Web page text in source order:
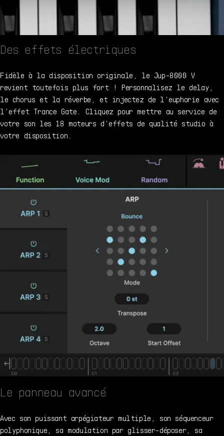
Des effets électriques
Fidèle à la disposition originale, le Jup-8000 V
revient toutefois plus fort ! Personnalisez le delay,
le chorus et la réverbe, et injectez de l'euphorie avec
l’effet Trance Gate. Cliquez pour mettre au service de
votre son les 18 moteurs d’effets de qualité studio à
votre disposition.
Le panneau avancé
Avec son puissant arpégiateur multiple, son séquenceur
polyphonique, sa modulation par glisser-déposer, sa